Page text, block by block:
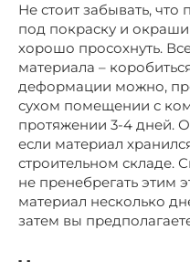
Не стоит забывать,
под покраску и
хорошо просохнуть.
материала –
деформации можно,
сухом помещении с
протяжении 3-4 дней.
если материал
строительном складе.
не пренебрегать этим
материал несколько
затем вы